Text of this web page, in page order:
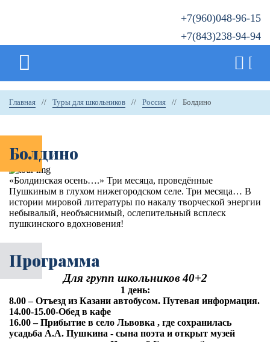
+7(960)048-96-15
+7(843)238-94-94
Главная // Туры для школьников // Россия // Болдино
Болдино
«Болдинская осень….» Три месяца, проведённые
Пушкиным в глухом нижегородском селе. Три месяца… В
истории мировой литературы по накалу творческой энергии
небывалый, необъяснимый, ослепительный всплеск
пушкинского вдохновения!
Программа
Для групп школьников 40+2
1 день:
8.00 – Отъезд из Казани автобусом. Путевая информация.
14.00-15.00-Обед в кафе
16.00 – Прибытие в село Львовка , где сохранилась
усадьба А.А. Пушкина - сына поэта и открыт музей